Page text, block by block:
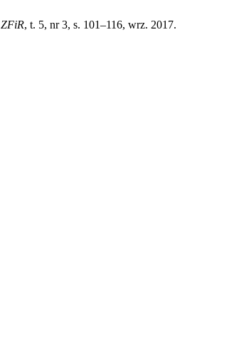
ZFiR, t. 5, nr 3, s. 101–116, wrz. 2017.